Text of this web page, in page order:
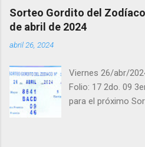
facebook.com/
próximo sorteo,
balotas.com para
ayudaran a ganar
Sorteo Gordito del
de abril de 2024
abril 26, 2024
Viernes 26/abr/
Folio: 17 2do. 09
para el próximo
Instagram: